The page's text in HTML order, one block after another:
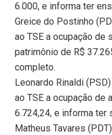
6.000, e informa ter
Greice do Postinho
ao TSE a ocupação de
patrimônio de R$
completo.
Leonardo Rinaldi
ao TSE a ocupação de
6.724,24, e informa ter
Matheus Tavares